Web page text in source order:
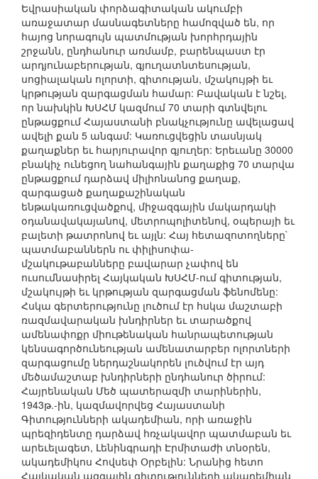
Եվրասիական փորձագիտական ակումբի
առաջատար մասնագետները համոզված են, որ
հայոց նորագույն պատմության խորհրդային
շրջանն, ընդհանուր առմամբ, բարենպաստ էր
արդյունաբերության, գյուղատնտեսության,
սոցիալական ոլորտի, գիտության, մշակույթի եւ
կրթության զարգացման համար: Բավական է նշել,
որ նախկին ԽՍՀՄ կազմում 70 տարի գտնվելու
ընթացքում Հայաստանի բնակչությունը ավելացավ
ավելի քան 5 անգամ: Կառուցվեցին տասնյակ
քաղաքներ եւ հարյուրավոր գյուղեր: Երեւանը 30000
բնակիչ ունեցող նահանգային քաղաքից 70 տարվա
ընթացքում դարձավ միլիոնանոց քաղաք,
զարգացած քաղաքաշինական
ենթակառուցվածքով, միջազգային մակարդակի
օդանավակայանով, մետրոպոլիտենով, օպերայի եւ
բալետի թատրոնով եւ այլն: Հայ հետազոտողները`
պատմաբաններն ու փիլիսոփա-
մշակութաբանները բավարար չափով են
ուսումնասիրել Հայկական ԽՍՀՄ-ում գիտության,
մշակույթի եւ կրթության զարգացման ֆենոմենը:
Հսկա գերտերությունը լուծում էր հսկա մաշտաբի
ռազմավարական խնդիրներ եւ տարածքով
ամենափոքր միութենական հանրապետության
կենսագործունեության ամենատարբեր ոլորտների
զարգացումը ներդաշնակորեն լուծվում էր այդ
մեծամաշտաբ խնդիրների ընդհանուր ծիրում:
Հայրենական Մեծ պատերազմի տարիներին,
1943թ.-ին, կազմավորվեց Հայաստանի
Գիտությունների ակադեմիան, որի առաջին
պրեզիդենտը դարձավ հռչակավոր պատմաբան եւ
արեւելագետ, Լենինգրադի Էրմիտաժի տնօրեն,
ակադեմիկոս Հովսեփ Օրբելին: Նրանից հետո
Հայկական ազգային գիտությունների ակադեմիան